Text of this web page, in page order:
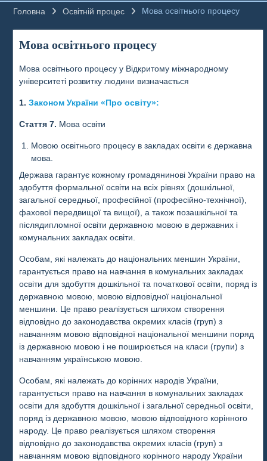
Головна Освітній процес Мова освітнього процесу
Мова освітнього процесу
Мова освітнього процесу у Відкритому міжнародному
університеті розвитку людини визначається
1. Законом України «Про освіту»:
Стаття 7. Мова освіти
Мовою освітнього процесу в закладах освіти є державна
мова.
Держава гарантує кожному громадянинові України право на
здобуття формальної освіти на всіх рівнях (дошкільної,
загальної середньої, професійної (професійно-технічної),
фахової передвищої та вищої), а також позашкільної та
післядипломної освіти державною мовою в державних і
комунальних закладах освіти.
Особам, які належать до національних меншин України,
гарантується право на навчання в комунальних закладах
освіти для здобуття дошкільної та початкової освіти, поряд із
державною мовою, мовою відповідної національної
меншини. Це право реалізується шляхом створення
відповідно до законодавства окремих класів (груп) з
навчанням мовою відповідної національної меншини поряд
із державною мовою і не поширюється на класи (групи) з
навчанням українською мовою.
Особам, які належать до корінних народів України,
гарантується право на навчання в комунальних закладах
освіти для здобуття дошкільної і загальної середньої освіти,
поряд із державною мовою, мовою відповідного корінного
народу. Це право реалізується шляхом створення
відповідно до законодавства окремих класів (груп) з
навчанням мовою відповідного корінного народу України